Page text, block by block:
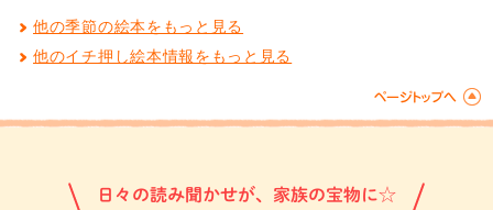
他の季節の絵本をもっと見る
他のイチ押し絵本情報をもっと見る
日々の読み聞かせが、家族の宝物に☆